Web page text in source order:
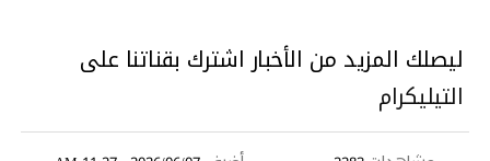
ليصلك المزيد من الأخبار اشترك بقناتنا على
التيليكرام